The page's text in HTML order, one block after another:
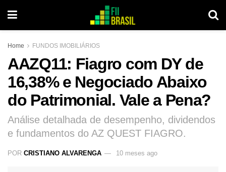
Home FUNDOS IMOBILIÁRIOS
AAZQ11: Fiagro com DY de
16,38% e Negociado Abaixo
do Patrimonial. Vale a Pena?
Análise detalhada de desempenho, dividendos
e fundamentos do AZ QUEST FIAGRO.
POR CRISTIANO ALVARENGA 10 meses ago